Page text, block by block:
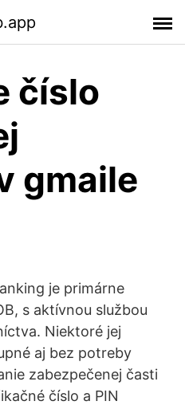
číslo
gmaile
je primárne
s aktívnou službou
Niektoré jej
aj bez potreby
zabezpečenej časti
číslo a PIN